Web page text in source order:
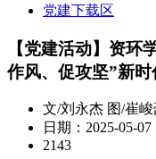
党建下载区
【党建活动】资环
作风、促攻坚”新
文/刘永杰 图/崔峻
日期：2025-05-07
2143